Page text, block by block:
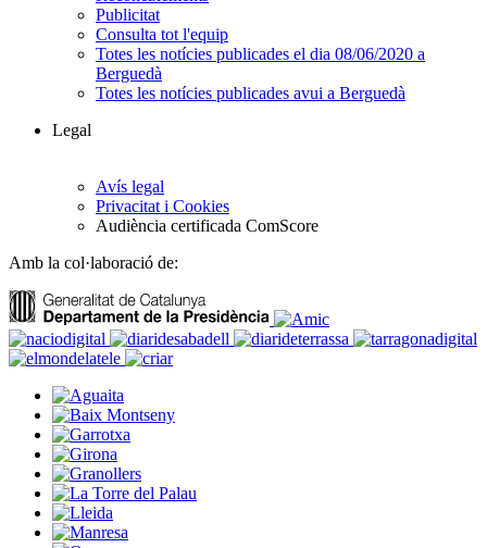
Publicitat
Consulta tot l'equip
Totes les notícies publicades el dia 08/06/2020 a
Berguedà
Totes les notícies publicades avui a Berguedà
Legal
Avís legal
Privacitat i Cookies
Audiència certificada ComScore
Amb la col·laboració de: